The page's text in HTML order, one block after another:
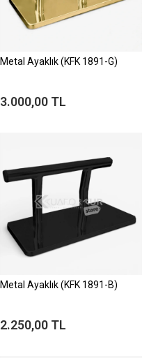
Metal Ayaklık (KFK 1891-G)
3.000,00 TL
Metal Ayaklık (KFK 1891-B)
2.250,00 TL